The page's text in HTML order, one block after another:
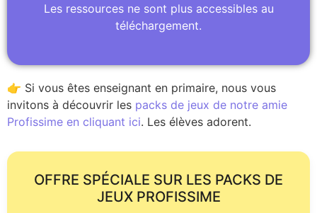
Les ressources ne sont plus accessibles au
téléchargement.
👉 Si vous êtes enseignant en primaire, nous vous
invitons à découvrir les packs de jeux de notre amie
Profissime en cliquant ici. Les élèves adorent.
OFFRE SPÉCIALE SUR LES PACKS DE
JEUX PROFISSIME